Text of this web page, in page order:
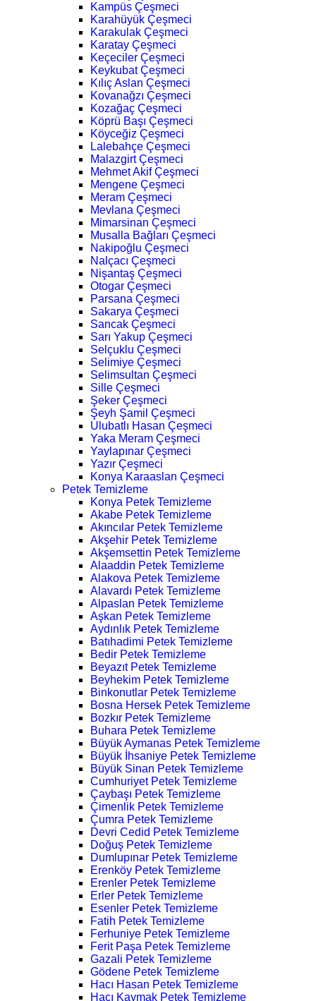
Kampüs Çeşmeci
Karahüyük Çeşmeci
Karakulak Çeşmeci
Karatay Çeşmeci
Keçeciler Çeşmeci
Keykubat Çeşmeci
Kılıç Aslan Çeşmeci
Kovanağzı Çeşmeci
Kozağaç Çeşmeci
Köprü Başı Çeşmeci
Köyceğiz Çeşmeci
Lalebahçe Çeşmeci
Malazgirt Çeşmeci
Mehmet Akif Çeşmeci
Mengene Çeşmeci
Meram Çeşmeci
Mevlana Çeşmeci
Mimarsinan Çeşmeci
Musalla Bağları Çeşmeci
Nakipoğlu Çeşmeci
Nalçacı Çeşmeci
Nişantaş Çeşmeci
Otogar Çeşmeci
Parsana Çeşmeci
Sakarya Çeşmeci
Sancak Çeşmeci
Sarı Yakup Çeşmeci
Selçuklu Çeşmeci
Selimiye Çeşmeci
Selimsultan Çeşmeci
Sille Çeşmeci
Şeker Çeşmeci
Şeyh Şamil Çeşmeci
Ulubatlı Hasan Çeşmeci
Yaka Meram Çeşmeci
Yaylapınar Çeşmeci
Yazır Çeşmeci
Konya Karaaslan Çeşmeci
Petek Temizleme
Konya Petek Temizleme
Akabe Petek Temizleme
Akıncılar Petek Temizleme
Akşehir Petek Temizleme
Akşemsettin Petek Temizleme
Alaaddin Petek Temizleme
Alakova Petek Temizleme
Alavardı Petek Temizleme
Alpaslan Petek Temizleme
Aşkan Petek Temizleme
Aydınlık Petek Temizleme
Batıhadimi Petek Temizleme
Bedir Petek Temizleme
Beyazıt Petek Temizleme
Beyhekim Petek Temizleme
Binkonutlar Petek Temizleme
Bosna Hersek Petek Temizleme
Bozkır Petek Temizleme
Buhara Petek Temizleme
Büyük Aymanas Petek Temizleme
Büyük İhsaniye Petek Temizleme
Büyük Sinan Petek Temizleme
Cumhuriyet Petek Temizleme
Çaybaşı Petek Temizleme
Çimenlik Petek Temizleme
Çumra Petek Temizleme
Devri Cedid Petek Temizleme
Doğuş Petek Temizleme
Dumlupınar Petek Temizleme
Erenköy Petek Temizleme
Erenler Petek Temizleme
Erler Petek Temizleme
Esenler Petek Temizleme
Fatih Petek Temizleme
Ferhuniye Petek Temizleme
Ferit Paşa Petek Temizleme
Gazali Petek Temizleme
Gödene Petek Temizleme
Hacı Hasan Petek Temizleme
Hacı Kaymak Petek Temizleme